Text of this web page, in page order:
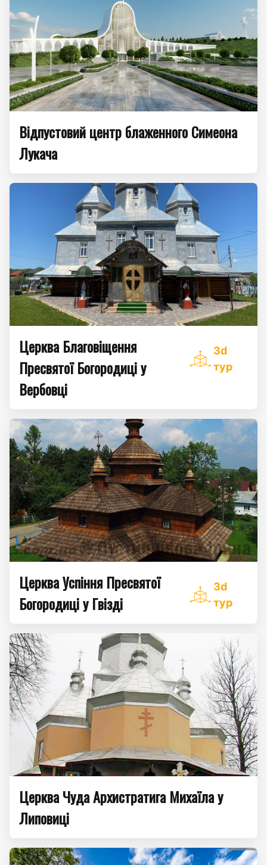
Відпустовий центр блаженного Симеона
Лукача
Церква Благовіщення
Пресвятої Богородиці у
Вербовці
3d
тур
Церква Успіння Пресвятої
Богородиці у Гвізді
3d
тур
Церква Чуда Архистратига Михаїла у
Липовиці